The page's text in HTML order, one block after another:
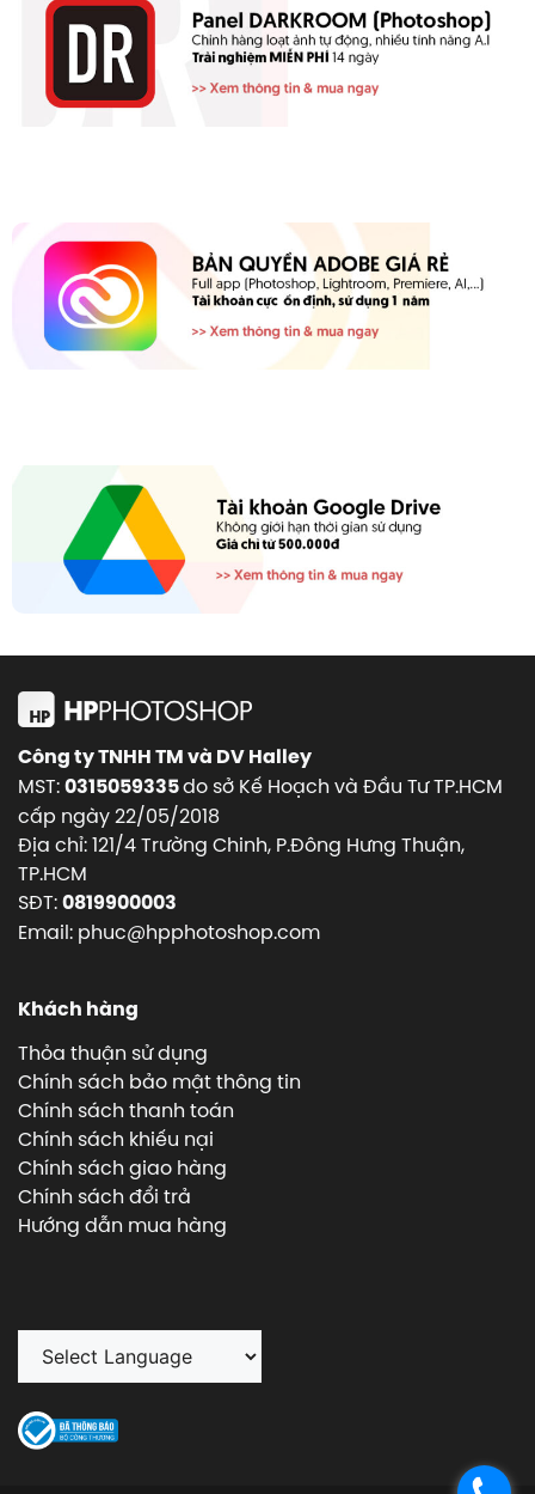
Công ty TNHH TM và DV Halley
MST:0315059335do sở Kế Hoạch và Đầu Tư TP.HCM
cấp ngày 22/05/2018
Địa chỉ: 121/4 Trường Chinh, P.Đông Hưng Thuận,
TP.HCM
SĐT:0819900003
Email: phuc@hpphotoshop.com
Khách hàng
Thỏa thuận sử dụng
Chính sách bảo mật thông tin
Chính sách thanh toán
Chính sách khiếu nại
Chính sách giao hàng
Chính sách đổi trả
Hướng dẫn mua hàng